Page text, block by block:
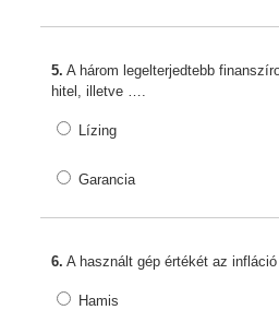
5. A három legelterjedtebb
hitel, illetve ….
Lízing
Garancia
6. A használt gép értékét az
Hamis